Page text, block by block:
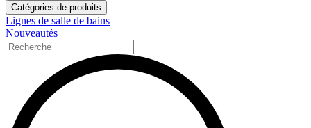
Catégories de produits
Lignes de salle de bains
Nouveautés